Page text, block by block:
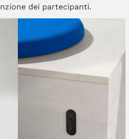
dei partecipanti.